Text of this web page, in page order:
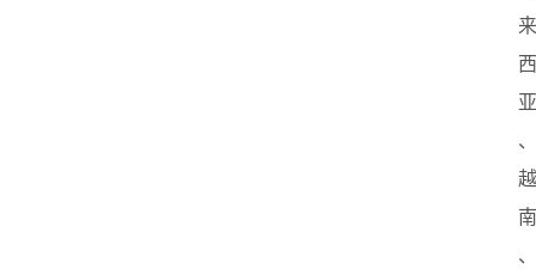
来
西
亚
、
越
南
、